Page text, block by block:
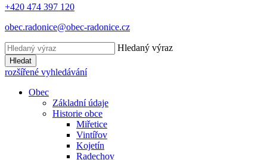
+420 474 397 120
obec.radonice@obec-radonice.cz
Hledaný výraz
Hledat
rozšířené vyhledávání
Obec
Základní údaje
Historie obce
Miřetice
Vintířov
Kojetín
Radechov